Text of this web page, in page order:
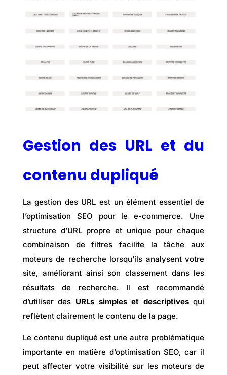
Gestion des URL et du
contenu dupliqué
La gestion des URL est un élément essentiel de
l’optimisation SEO pour le e-commerce. Une
structure d’URL propre et unique pour chaque
combinaison de filtres facilite la tâche aux
moteurs de recherche lorsqu’ils analysent votre
site, améliorant ainsi son classement dans les
résultats de recherche. Il est recommandé
d’utiliser des URLs simples et descriptivesqui
reflètent clairement le contenu de la page.
Le contenu dupliqué est une autre problématique
importante en matière d’optimisation SEO, car il
peut affecter votre visibilité sur les moteurs de